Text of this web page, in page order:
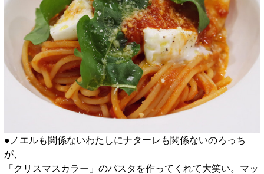
●ノエルも関係ないわたしにナターレも関係ないのろっち
が、
「クリスマスカラー」のパスタを作ってくれて大笑い。マッ